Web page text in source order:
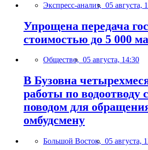
Экспресс-анализ, 05 августа,
Упрощена передача
стоимостью до 5 000
Общество, 05 августа, 14:30
В Бузовна
работы по водоотводу
поводом для
омбудсмену
Большой Восток, 05 августа,